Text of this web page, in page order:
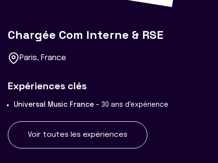
Chargée Com Interne & RSE
Paris, France
Expériences clés
Universal Music France - 30 ans d'expérience
Voir toutes les expériences